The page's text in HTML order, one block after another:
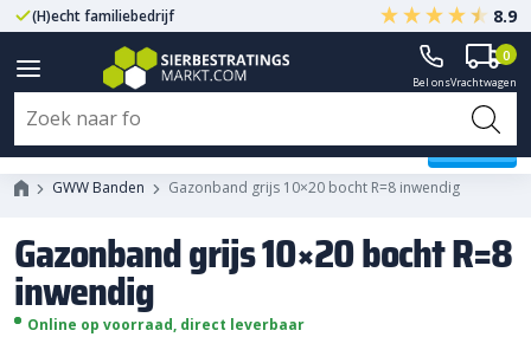
(H)echt familiebedrijf Gegarandeerd A-kwaliteit
8.9
Bel onsVrachtwagen
0
GWW Banden Gazonband grijs 10×20 bocht R=8 inwendig
Gazonband grijs 10×20 bocht R=8
inwendig
Online op voorraad, direct leverbaar
Gazonband grijs 10x20 bocht R=8
inwendig